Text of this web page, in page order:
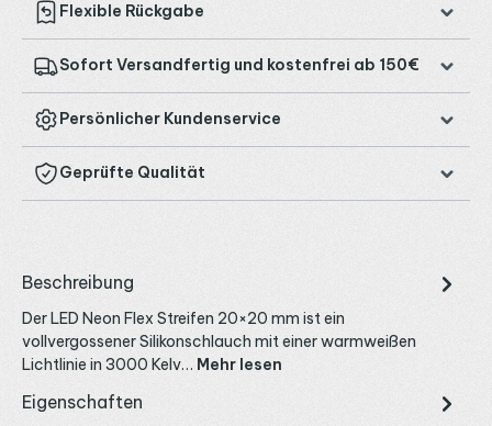
Flexible Rückgabe
Sofort Versandfertig und kostenfrei ab 150€
Persönlicher Kundenservice
Geprüfte Qualität
Beschreibung
Der LED Neon Flex Streifen 20×20 mm ist ein
vollvergossener Silikonschlauch mit einer warmweißen
Lichtlinie in 3000 Kelv… Mehr lesen
Eigenschaften